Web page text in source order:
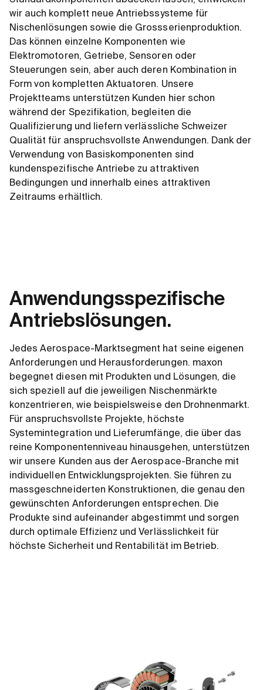
35 mm
Im Einsatz auf dem Mars
wir auch komplett neue Antriebssysteme für
Nischenlösungen sowie die Grossserienproduktion.
Das können einzelne Komponenten wie
Elektromotoren, Getriebe, Sensoren oder
Steuerungen sein, aber auch deren Kombination in
Form von kompletten Aktuatoren. Unsere
Projektteams unterstützen Kunden hier schon
während der Spezifikation, begleiten die
Qualifizierung und liefern verlässliche Schweizer
Qualität für anspruchsvollste Anwendungen. Dank der
Verwendung von Basiskomponenten sind
kundenspezifische Antriebe zu attraktiven
Bedingungen und innerhalb eines attraktiven
Zeitraums erhältlich.
Anwendungsspezifische
Antriebslösungen.
Jedes Aerospace-Marktsegment hat seine eigenen
Anforderungen und Herausforderungen. maxon
begegnet diesen mit Produkten und Lösungen, die
sich speziell auf die jeweiligen Nischenmärkte
konzentrieren, wie beispielsweise den Drohnenmarkt.
Für anspruchsvollste Projekte, höchste
Systemintegration und Lieferumfänge, die über das
reine Komponentenniveau hinausgehen, unterstützen
wir unsere Kunden aus der Aerospace-Branche mit
individuellen Entwicklungsprojekten. Sie führen zu
massgeschneiderten Konstruktionen, die genau den
gewünschten Anforderungen entsprechen. Die
Produkte sind aufeinander abgestimmt und sorgen
durch optimale Effizienz und Verlässlichkeit für
höchste Sicherheit und Rentabilität im Betrieb.